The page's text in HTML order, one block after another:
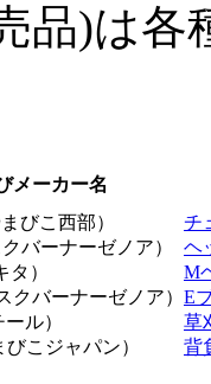
品)は各
メーカー名
びこ西部）
チ
バーナーゼノア）
ヘ
）
M
クバーナーゼノア） E
ル）
草
こジャパン） 背